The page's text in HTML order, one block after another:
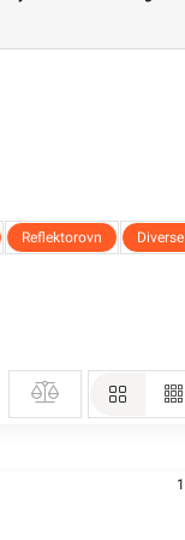
Reflektorovn